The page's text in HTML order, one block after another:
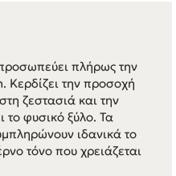
πλήρως την
την προσοχή
ζεστασιά και την
το φυσικό ξύλο. Τα
ιδανικά το
τόνο που χρειάζεται